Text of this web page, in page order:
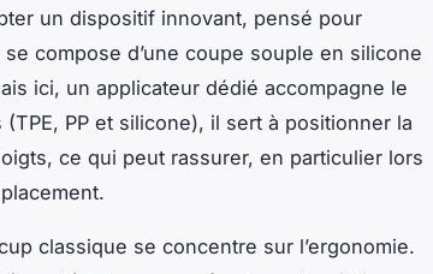
un dispositif innovant, pensé pour
compose d’une coupe souple en silicone
ici, un applicateur dédié accompagne le
PP et silicone), il sert à positionner la
ce qui peut rassurer, en particulier lors
classique se concentre sur l’ergonomie.